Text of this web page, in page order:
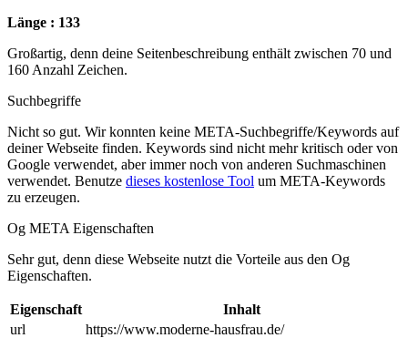
Länge : 133
Großartig, denn deine Seitenbeschreibung enthält zwischen 70 und
160 Anzahl Zeichen.
Suchbegriffe
Nicht so gut. Wir konnten keine META-Suchbegriffe/Keywords auf
deiner Webseite finden. Keywords sind nicht mehr kritisch oder von
Google verwendet, aber immer noch von anderen Suchmaschinen
verwendet. Benutze dieses kostenlose Tool um META-Keywords
zu erzeugen.
Og META Eigenschaften
Sehr gut, denn diese Webseite nutzt die Vorteile aus den Og
Eigenschaften.
Eigenschaft
Inhalt
url
https://www.moderne-hausfrau.de/